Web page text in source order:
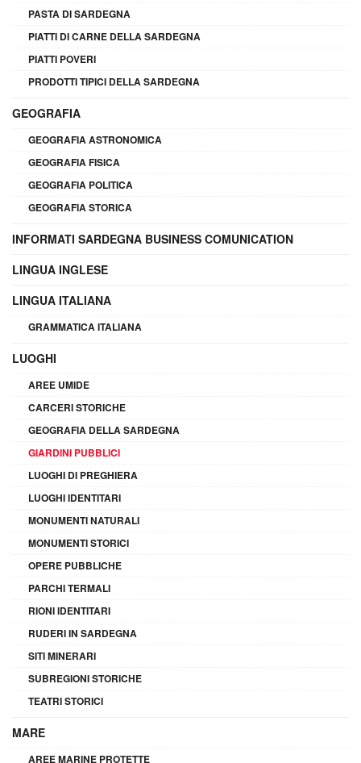
PASTA DI SARDEGNA
PIATTI DI CARNE DELLA SARDEGNA
PIATTI POVERI
PRODOTTI TIPICI DELLA SARDEGNA
GEOGRAFIA
GEOGRAFIA ASTRONOMICA
GEOGRAFIA FISICA
GEOGRAFIA POLITICA
GEOGRAFIA STORICA
INFORMATI SARDEGNA BUSINESS COMUNICATION
LINGUA INGLESE
LINGUA ITALIANA
GRAMMATICA ITALIANA
LUOGHI
AREE UMIDE
CARCERI STORICHE
GEOGRAFIA DELLA SARDEGNA
GIARDINI PUBBLICI
LUOGHI DI PREGHIERA
LUOGHI IDENTITARI
MONUMENTI NATURALI
MONUMENTI STORICI
OPERE PUBBLICHE
PARCHI TERMALI
RIONI IDENTITARI
RUDERI IN SARDEGNA
SITI MINERARI
SUBREGIONI STORICHE
TEATRI STORICI
MARE
AREE MARINE PROTETTE